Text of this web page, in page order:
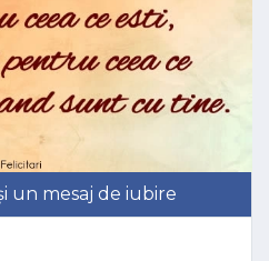
un mesaj de iubire